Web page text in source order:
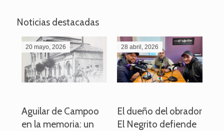
Noticias destacadas
20 mayo, 2026
Aguilar de Campoo
en la memoria: un
28 abril, 2026
El dueño del obrador
El Negrito defiende